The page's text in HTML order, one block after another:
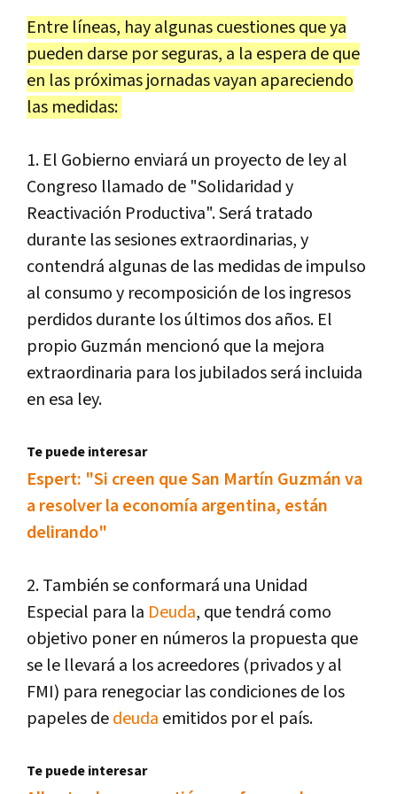
Entre líneas, hay algunas cuestiones que ya
pueden darse por seguras, a la espera de que
en las próximas jornadas vayan apareciendo
las medidas:
1. El Gobierno enviará un proyecto de ley al
Congreso llamado de "Solidaridad y
Reactivación Productiva". Será tratado
durante las sesiones extraordinarias, y
contendrá algunas de las medidas de impulso
al consumo y recomposición de los ingresos
perdidos durante los últimos dos años. El
propio Guzmán mencionó que la mejora
extraordinaria para los jubilados será incluida
en esa ley.
Te puede interesar
Espert: "Si creen que San Martín Guzmán va
a resolver la economía argentina, están
delirando"
2. También se conformará una Unidad
Especial para la Deuda, que tendrá como
objetivo poner en números la propuesta que
se le llevará a los acreedores (privados y al
FMI) para renegociar las condiciones de los
papeles dedeuda emitidos por el país.
Te puede interesar